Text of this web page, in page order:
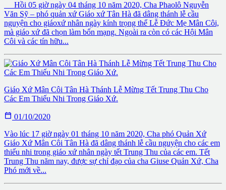
Hồi 05 giờ ngày 04 tháng 10 năm 2020, Cha Phaolô Nguyễn
Văn Sỹ – phó quản xứ Giáo xứ Tân Hà đã dâng thánh lễ cầu
nguyện cho giáoxứ nhân ngày kính trọng thể Lễ Đức Mẹ Mân Côi,
mà giáo xứ đã chọn làm bổn mạng. Ngoài ra còn có các Hội Mân
Côi và các tín hữu...
Giáo Xứ Mân Côi Tân Hà Thánh Lễ Mừng Tết Trung Thu Cho
Các Em Thiếu Nhi Trong Giáo Xứ.
 01/10/2020
Vào lúc 17 giờ ngày 01 tháng 10 năm 2020, Cha phó Quản Xứ
Giáo Xứ Mân Côi Tân Hà đã dâng thánh lễ cầu nguyện cho các em
thiếu nhi trong giáo xứ nhân ngày tết Trung Thu của các em. Tết
Trung Thu năm nay, được sự chỉ đạo của cha Giuse Quản Xứ, Cha
Phó mới về...